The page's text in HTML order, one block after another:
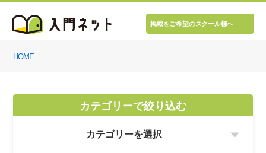
掲載をご希望のスクール様へ
HOME
カテゴリーで絞り込む